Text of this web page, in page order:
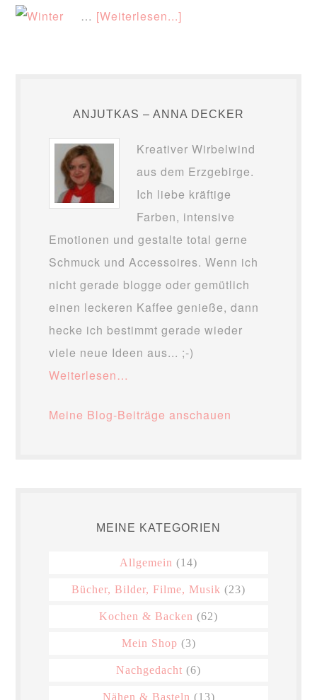
… [Weiterlesen...]
ANJUTKAS – ANNA DECKER
Kreativer Wirbelwind
aus dem Erzgebirge.
Ich liebe kräftige
Farben, intensive
Emotionen und gestalte total gerne
Schmuck und Accessoires. Wenn ich
nicht gerade blogge oder gemütlich
einen leckeren Kaffee genieße, dann
hecke ich bestimmt gerade wieder
viele neue Ideen aus... ;-)
Weiterlesen…
Meine Blog-Beiträge anschauen
MEINE KATEGORIEN
Allgemein (14)
Bücher, Bilder, Filme, Musik (23)
Kochen & Backen (62)
Mein Shop (3)
Nachgedacht (6)
Nähen & Basteln (13)